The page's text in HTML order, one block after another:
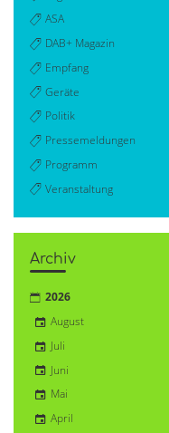
ASA
DAB+ Magazin
Empfang
Geräte
Politik
Pressemeldungen
Programm
Veranstaltung
Archiv
2026
August
Juli
Juni
Mai
April